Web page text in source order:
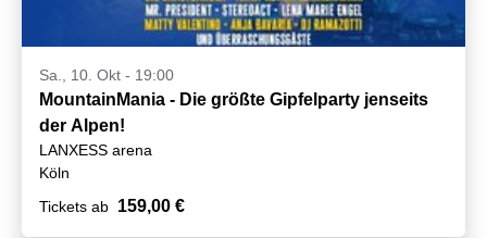
Sa., 10. Okt - 19:00
MountainMania - Die größte Gipfelparty jenseits
der Alpen!
LANXESS arena
Köln
Tickets ab 159,00 €